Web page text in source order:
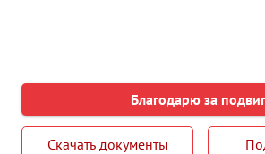
Благодарю за
Скачать документы